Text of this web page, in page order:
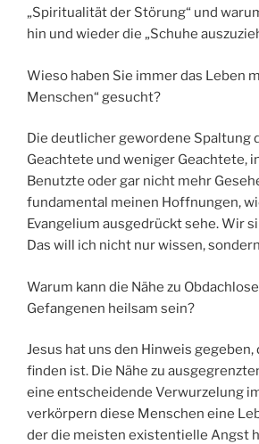
„Spiritualität der Störung“ und
hin und wieder die „Schuhe
Wieso haben Sie immer das Leben
Menschen“ gesucht?
Die deutlicher gewordene Spaltung
Geachtete und weniger Geachtete,
Benutzte oder gar nicht mehr
fundamental meinen Hoffnungen,
Evangelium ausgedrückt sehe. Wir
Das will ich nicht nur wissen,
Warum kann die Nähe zu
Gefangenen heilsam sein?
Jesus hat uns den Hinweis gegeben,
finden ist. Die Nähe zu
eine entscheidende Verwurzelung
verkörpern diese Menschen eine
der die meisten existentielle Angst